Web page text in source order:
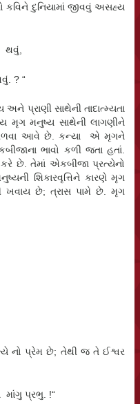
કવિને દુનિયામાં જીવવું અસહ્ય
થવું,
? “
પ્રાણી સાથેની તાદાત્મ્યતા
મૃગ મનુષ્ય સાથેની લાગણીને
આવે છે. કન્યા એ મૃગને
ભાવો કળી જતા હતાં.
છે. તેમાં એકબીજા પ્રત્યેનો
શિકારવૃત્તિને કારણે મૃગ
છે; ત્રાસ પામે છે. મૃગ
નો પ્રેમ છે; તેથી જ તે ઈશ્વર
પ્રભુ. !“